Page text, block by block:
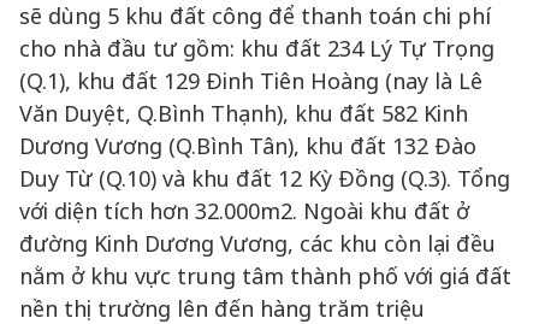
sẽ dùng 5 khu đất công để thanh toán chi phí
cho nhà đầu tư gồm: khu đất 234 Lý Tự Trọng
(Q.1), khu đất 129 Đinh Tiên Hoàng (nay là Lê
Văn Duyệt, Q.Bình Thạnh), khu đất 582 Kinh
Dương Vương (Q.Bình Tân), khu đất 132 Đào
Duy Từ (Q.10) và khu đất 12 Kỳ Đồng (Q.3). Tổng
với diện tích hơn 32.000m2. Ngoài khu đất ở
đường Kinh Dương Vương, các khu còn lại đều
nằm ở khu vực trung tâm thành phố với giá đất
nền thị trường lên đến hàng trăm triệu